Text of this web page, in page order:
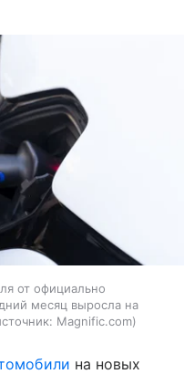
от официально
месяц выросла на
Magnific.com
на новых